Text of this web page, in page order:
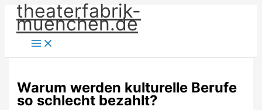
Zum
Inhalt
springen
theaterfabrik-
muenchen.de
Warum werden kulturelle Berufe
so schlecht bezahlt?